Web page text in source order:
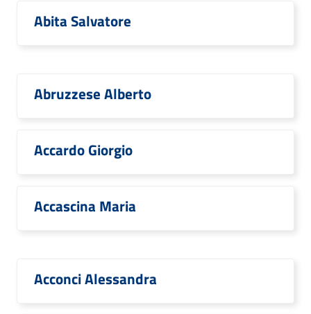
Abita Salvatore
Abruzzese Alberto
Accardo Giorgio
Accascina Maria
Acconci Alessandra